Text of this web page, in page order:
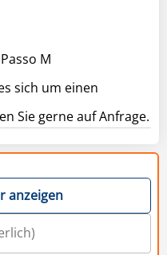
M
sich um einen
Sie gerne auf Anfrage.
anzeigen